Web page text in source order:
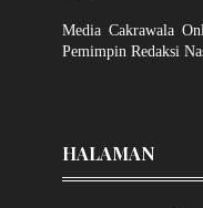
Media Cakrawala
Pemimpin Redaksi
HALAMAN